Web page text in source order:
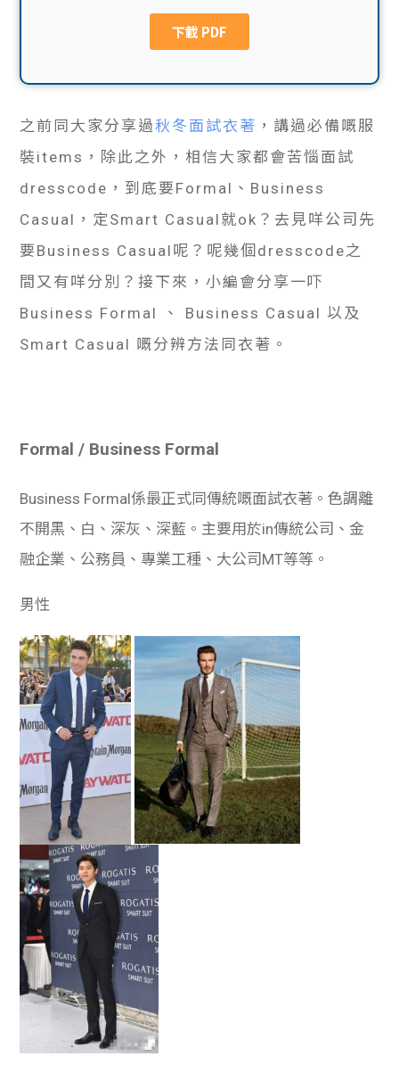
網上
私人
計數
機
校園
Gui
Gui
學生
貸款
之前同大家分享過秋冬面試衣著 ，講過必備嘅服
裝items，除此之外，相信大家都會苦惱面試
dresscode，到底要Formal、Business
Casual，定Smart Casual就ok？去見咩公司先
要Business Casual呢？呢幾個dresscode之
間又有咩分別？接下來，小編會分享一吓
Business Formal 、 Business Casual 以及
Smart Casual 嘅分辨方法同衣著。
Formal / Business Formal
Business Formal係最正式同傳統嘅面試衣著。色調離
不開黑、白、深灰、深藍。主要用於in傳統公司、金
融企業、公務員、專業工種、大公司MT等等。
男性